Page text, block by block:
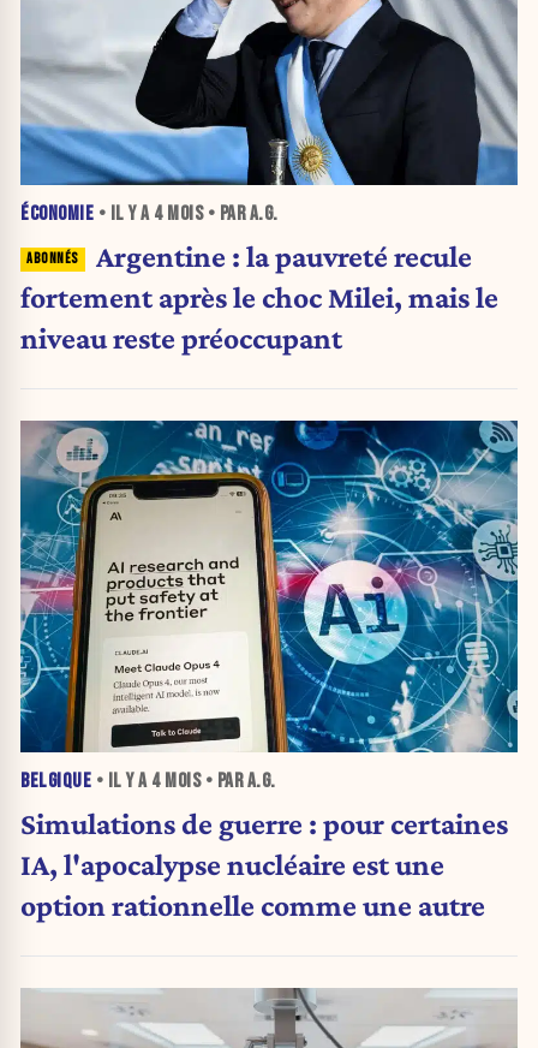
ÉCONOMIE • IL Y A 4 MOIS• PAR A.G.
Argentine : la pauvreté recule
fortement après le choc Milei, mais le
niveau reste préoccupant
BELGIQUE • IL Y A 4 MOIS• PAR A.G.
Simulations de guerre : pour certaines
IA, l'apocalypse nucléaire est une
option rationnelle comme une autre